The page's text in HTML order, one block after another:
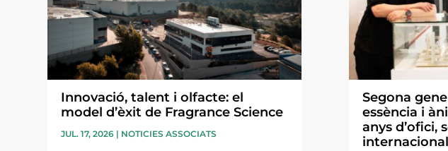
Innovació, talent i olfacte: el
model d’èxit de Fragrance Science
JUL. 17, 2026 | NOTICIES ASSOCIATS
Segona
essència i
anys d’ofici,
internacional